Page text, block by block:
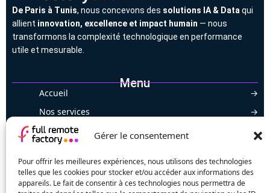
Gérer le consentement
Pour offrir les meilleures expériences, nous utilisons des technologies
telles que les cookies pour stocker et/ou accéder aux informations des
appareils. Le fait de consentir à ces technologies nous permettra de
De Paris à Tunis, nous concevons des solutions IA & Data qui
allient innovation, excellence et impact humain — nous
transformons la complexité technologique en performance
utile et mesurable.
Menu
Accueil
Nos services
Nos projets
Nos vidéos
Nous rejoindre